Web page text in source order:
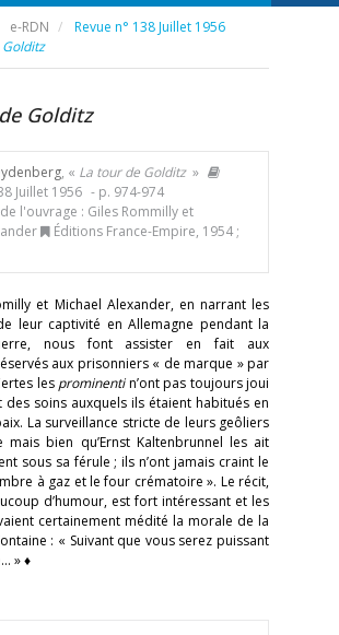
e-RDN
Revue n° 138 Juillet 1956
Golditz
, « La tour de Golditz»
Juillet 1956 - p. 974-974
l'ouvrage : Giles Rommilly et
Éditions France-Empire, 1954 ;
et Michael Alexander, en narrant les
leur captivité en Allemagne pendant la
nous font assister en fait aux
aux prisonniers « de marque » par
les prominentin’ont pas toujours joui
soins auxquels ils étaient habitués en
La surveillance stricte de leurs geôliers
mais bien qu’Ernst Kaltenbrunnel les ait
sous sa férule ; ils n’ont jamais craint le
à gaz et le four crématoire ». Le récit,
d’humour, est fort intéressant et les
certainement médité la morale de la
: « Suivant que vous serez puissant
» ♦